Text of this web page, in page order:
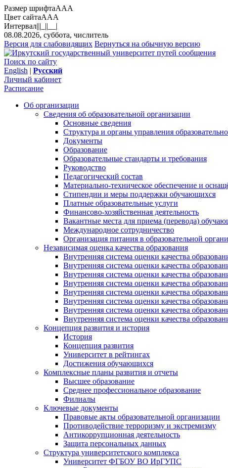
Размер шрифтаAAA
Цвет сайтаAAA
Интервал|||_||__|
08.08.2026, суббота, числитель
Версия для слабовидящих Вернуться на обычную версию
Поиск по сайту
English | Русский
Личный кабинет
Расписание
Об организации
Сведения об образовательной организации
Основные сведения
Структура и органы управления
Документы
Образование
Образовательные стандарты и требования
Руководство
Педагогический состав
Материально-техническое обеспечение и
Стипендии и меры поддержки обучающихся
Платные образовательные услуги
Финансово-хозяйственная деятельность
Вакантные места для приема (перевода)
Международное сотрудничество
Организация питания в образовательной
Независимая оценка качества образования
Внутренняя система оценки качества
Внутренняя система оценки качества
Внутренняя система оценки качества
Внутренняя система оценки качества
Внутренняя система оценки качества
Внутренняя система оценки качества
Внутренняя система оценки качества
Внутренняя система оценки качества
Концепция развития и история
История
Концепция развития
Университет в рейтингах
Достижения обучающихся
Комплексные планы развития и отчеты
Высшее образование
Среднее профессиональное образование
Филиалы
Ключевые документы
Правовые акты образовательной организации
Противодействие терроризму и экстремизму
Антикоррупционная деятельность
Защита персональных данных
Структура университетского комплекса
Университет ФГБОУ ВО ИрГУПС